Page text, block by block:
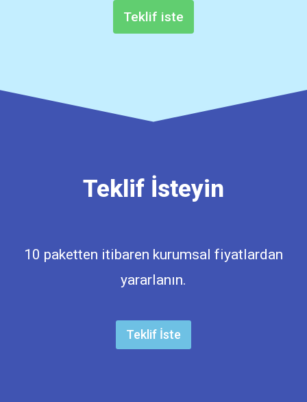
Teklif iste
Teklif İsteyin
10 paketten itibaren kurumsal fiyatlardan
yararlanın.
Teklif İste